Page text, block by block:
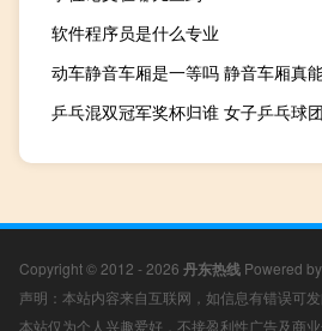
软件程序员是什么专业
动车静音车厢是一等吗 静音车厢真
乒乓混双冠军奖杯归谁 女子乒乓球
Copyright © 2012 - 2026 丹东热线 Powered by
声明：本站内容来自互联网，如信息有错误可
本站仅为个人兴趣爱好，不接盈利性广告及商